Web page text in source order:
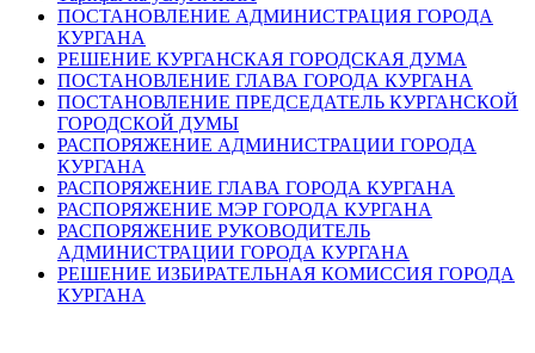
ПОСТАНОВЛЕНИЕ АДМИНИСТРАЦИЯ ГОРОДА
КУРГАНА
РЕШЕНИЕ КУРГАНСКАЯ ГОРОДСКАЯ ДУМА
ПОСТАНОВЛЕНИЕ ГЛАВА ГОРОДА КУРГАНА
ПОСТАНОВЛЕНИЕ ПРЕДСЕДАТЕЛЬ КУРГАНСКОЙ
ГОРОДСКОЙ ДУМЫ
РАСПОРЯЖЕНИЕ АДМИНИСТРАЦИИ ГОРОДА
КУРГАНА
РАСПОРЯЖЕНИЕ ГЛАВА ГОРОДА КУРГАНА
РАСПОРЯЖЕНИЕ МЭР ГОРОДА КУРГАНА
РАСПОРЯЖЕНИЕ РУКОВОДИТЕЛЬ
АДМИНИСТРАЦИИ ГОРОДА КУРГАНА
РЕШЕНИЕ ИЗБИРАТЕЛЬНАЯ КОМИССИЯ ГОРОДА
КУРГАНА